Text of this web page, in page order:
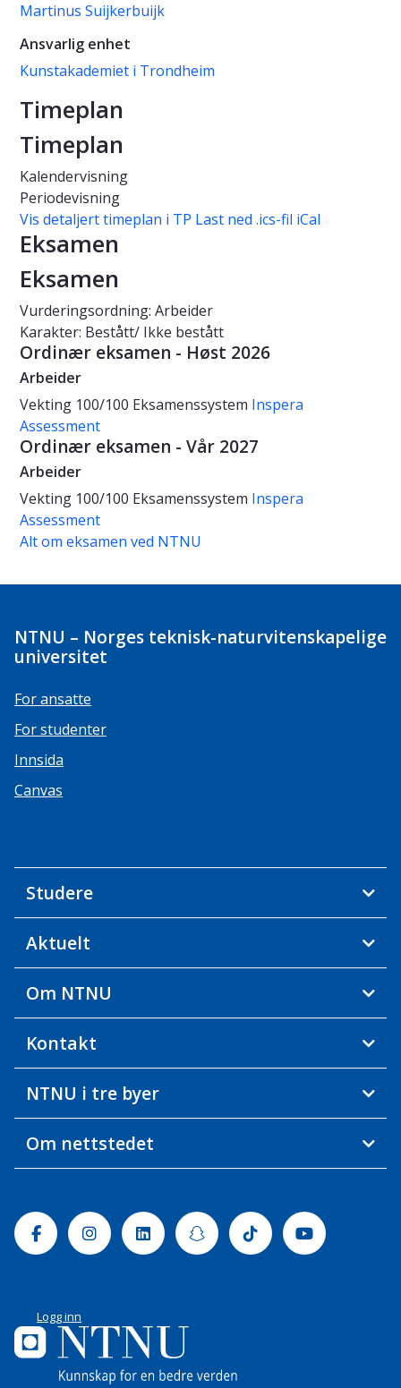
Martinus Suijkerbuijk
Ansvarlig enhet
Kunstakademiet i Trondheim
Timeplan
Timeplan
Kalendervisning
Periodevisning
Vis detaljert timeplan i TP Last ned .ics-fil iCal
Eksamen
Eksamen
Vurderingsordning: Arbeider
Karakter: Bestått/ Ikke bestått
Ordinær eksamen - Høst 2026
Arbeider
Vekting 100/100 Eksamenssystem Inspera
Assessment
Ordinær eksamen - Vår 2027
Arbeider
Vekting 100/100 Eksamenssystem Inspera
Assessment
Alt om eksamen ved NTNU
NTNU – Norges teknisk-naturvitenskapelige
universitet
For ansatte
For studenter
Innsida
Canvas
Studere
Aktuelt
Om NTNU
Kontakt
NTNU i tre byer
Om nettstedet
FacebookInstagramLinkedinSnapchatTiktok Youtube
Logg inn